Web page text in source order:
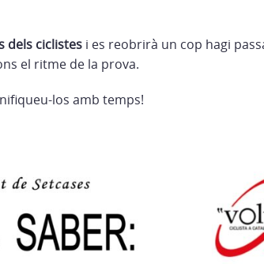
dels ciclistes i es reobrirà un cop hagi
el ritme de la prova.
los amb temps!